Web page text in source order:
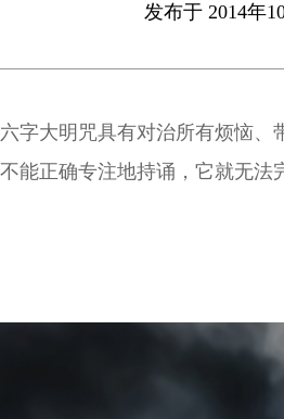
发布于 2014年
六字大明咒具有对治所有烦恼、
不能正确专注地持诵，它就无法